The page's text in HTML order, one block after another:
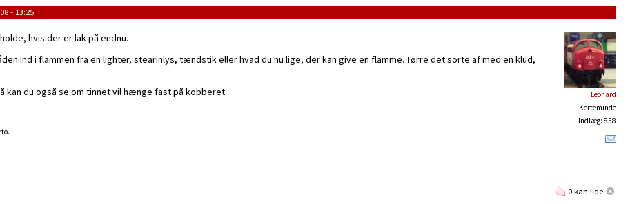
- 13:25
Leonard
Kerteminde
Indlæg: 858
hvis der er lak på endnu.
ind i flammen fra en lighter, stearinlys, tændstik eller hvad du nu lige, der kan give en flamme. Tørre det sorte af med en klud,
kan du også se om tinnet vil hænge fast på kobberet.
0 kan lide